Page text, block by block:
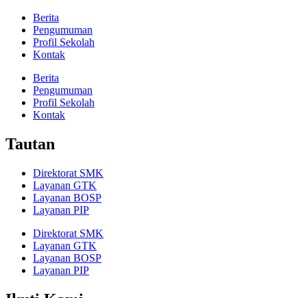
Berita
Pengumuman
Profil Sekolah
Kontak
Berita
Pengumuman
Profil Sekolah
Kontak
Tautan
Direktorat SMK
Layanan GTK
Layanan BOSP
Layanan PIP
Direktorat SMK
Layanan GTK
Layanan BOSP
Layanan PIP